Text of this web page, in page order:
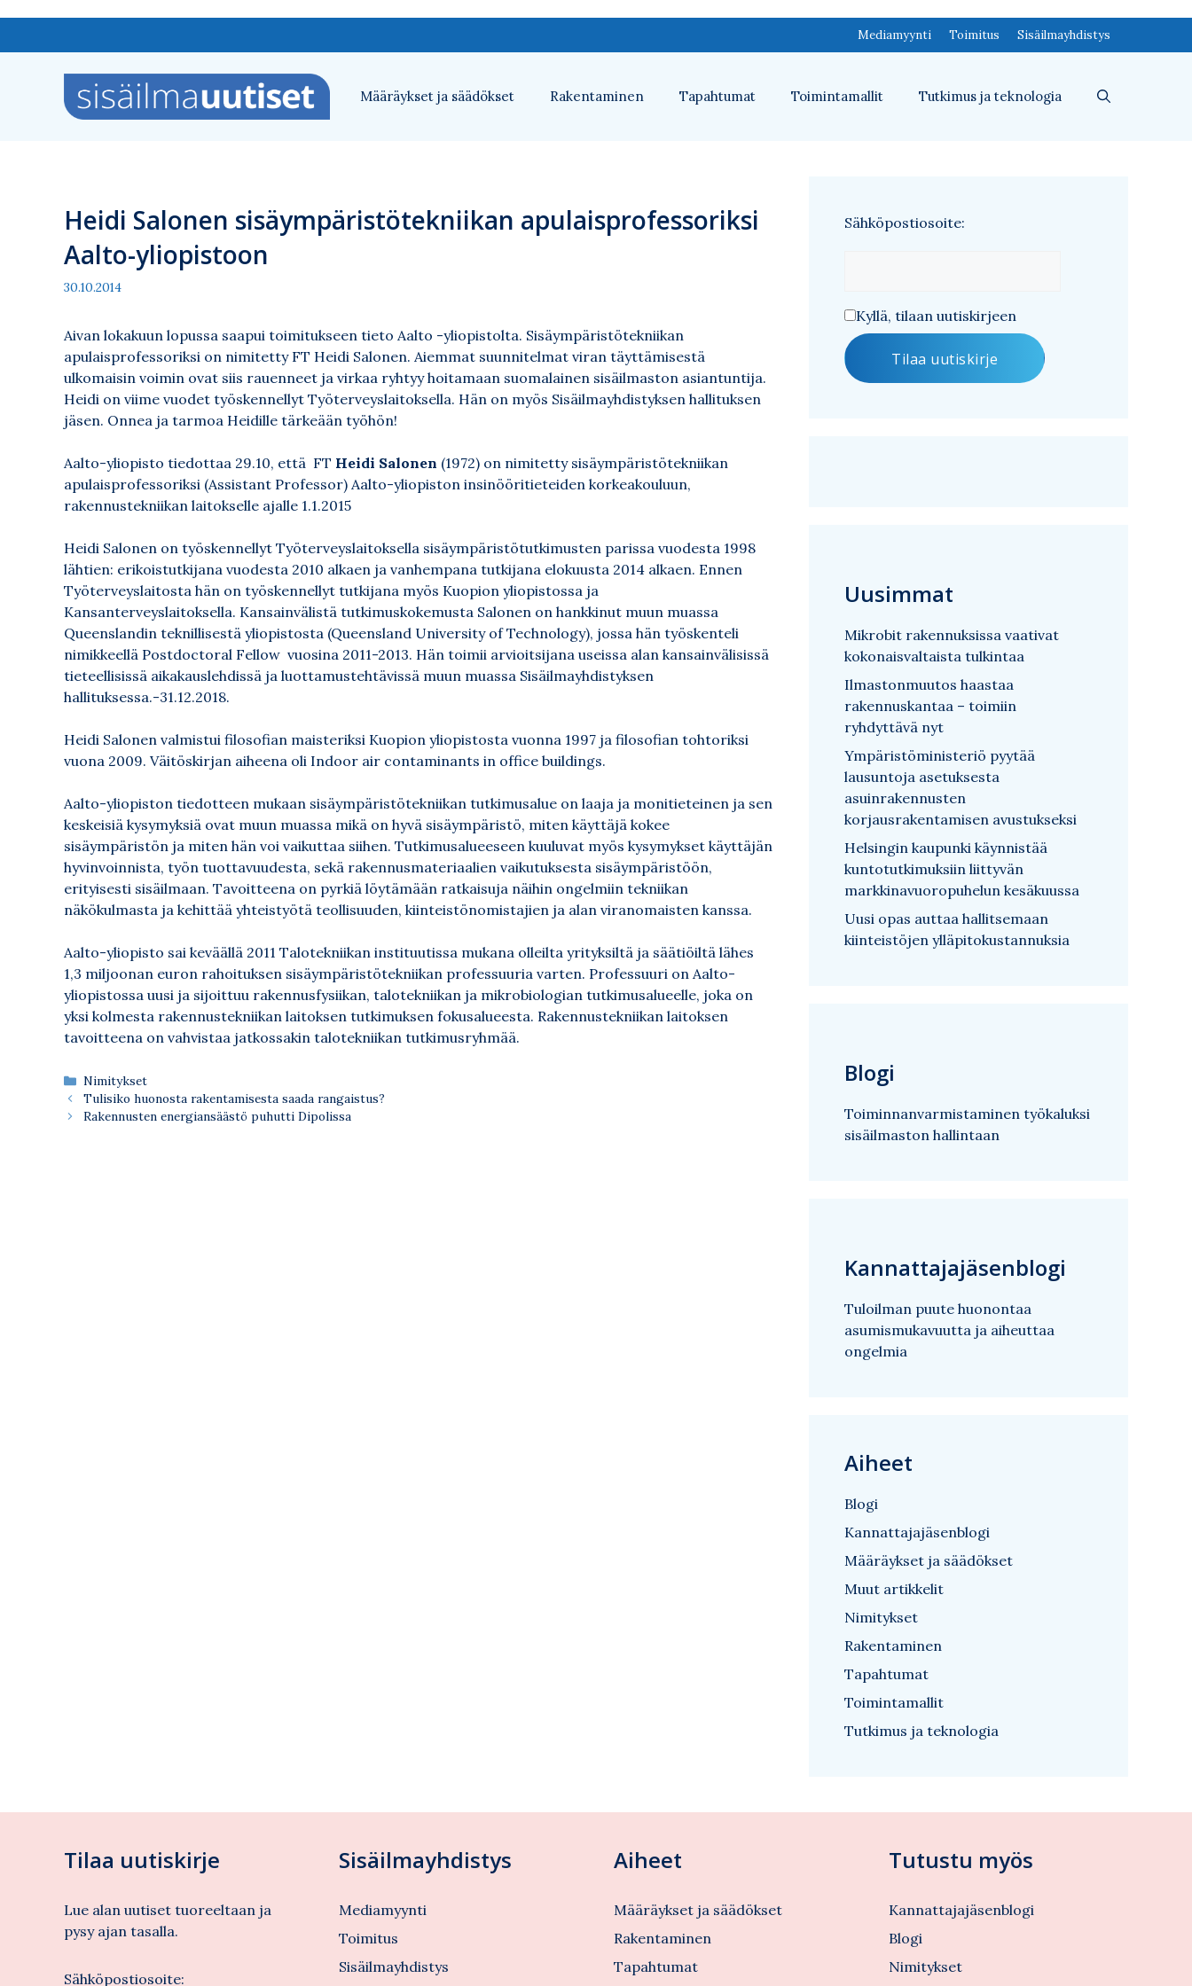
sisältöön
Mediamyynti Toimitus Sisäilmayhdistys
Määräykset ja säädökset Rakentaminen Tapahtumat Toimintamallit Tutkimus ja teknologia
Heidi Salonen sisäympäristötekniikan apulaisprofessoriksi
Aalto-yliopistoon
30.10.2014
Aivan lokakuun lopussa saapui toimitukseen tieto Aalto -yliopistolta. Sisäympäristötekniikan
apulaisprofessoriksi on nimitetty FT Heidi Salonen. Aiemmat suunnitelmat viran täyttämisestä
ulkomaisin voimin ovat siis rauenneet ja virkaa ryhtyy hoitamaan suomalainen sisäilmaston asiantuntija.
Heidi on viime vuodet työskennellyt Työterveyslaitoksella. Hän on myös Sisäilmayhdistyksen hallituksen
jäsen. Onnea ja tarmoa Heidille tärkeään työhön!
Aalto-yliopisto tiedottaa 29.10, että FT Heidi Salonen (1972) on nimitetty sisäympäristötekniikan
apulaisprofessoriksi (Assistant Professor) Aalto-yliopiston insinööritieteiden korkeakouluun,
rakennustekniikan laitokselle ajalle 1.1.2015
Heidi Salonen on työskennellyt Työterveyslaitoksella sisäympäristötutkimusten parissa vuodesta 1998
lähtien: erikoistutkijana vuodesta 2010 alkaen ja vanhempana tutkijana elokuusta 2014 alkaen. Ennen
Työterveyslaitosta hän on työskennellyt tutkijana myös Kuopion yliopistossa ja
Kansanterveyslaitoksella. Kansainvälistä tutkimuskokemusta Salonen on hankkinut muun muassa
Queenslandin teknillisestä yliopistosta (Queensland University of Technology), jossa hän työskenteli
nimikkeellä Postdoctoral Fellow vuosina 2011-2013. Hän toimii arvioitsijana useissa alan kansainvälisissä
tieteellisissä aikakauslehdissä ja luottamustehtävissä muun muassa Sisäilmayhdistyksen
hallituksessa.-31.12.2018.
Heidi Salonen valmistui filosofian maisteriksi Kuopion yliopistosta vuonna 1997 ja filosofian tohtoriksi
vuona 2009. Väitöskirjan aiheena oli Indoor air contaminants in office buildings.
Aalto-yliopiston tiedotteen mukaan sisäympäristötekniikan tutkimusalue on laaja ja monitieteinen ja sen
keskeisiä kysymyksiä ovat muun muassa mikä on hyvä sisäympäristö, miten käyttäjä kokee
sisäympäristön ja miten hän voi vaikuttaa siihen. Tutkimusalueeseen kuuluvat myös kysymykset käyttäjän
hyvinvoinnista, työn tuottavuudesta, sekä rakennusmateriaalien vaikutuksesta sisäympäristöön,
erityisesti sisäilmaan. Tavoitteena on pyrkiä löytämään ratkaisuja näihin ongelmiin tekniikan
näkökulmasta ja kehittää yhteistyötä teollisuuden, kiinteistönomistajien ja alan viranomaisten kanssa.
Aalto-yliopisto sai keväällä 2011 Talotekniikan instituutissa mukana olleilta yrityksiltä ja säätiöiltä lähes
1,3 miljoonan euron rahoituksen sisäympäristötekniikan professuuria varten. Professuuri on Aalto-
yliopistossa uusi ja sijoittuu rakennusfysiikan, talotekniikan ja mikrobiologian tutkimusalueelle, joka on
yksi kolmesta rakennustekniikan laitoksen tutkimuksen fokusalueesta. Rakennustekniikan laitoksen
tavoitteena on vahvistaa jatkossakin talotekniikan tutkimusryhmää.
Kategoriat
Nimitykset
Tulisiko huonosta rakentamisesta saada rangaistus?
Rakennusten energiansäästö puhutti Dipolissa
Sähköpostiosoite:
Kyllä, tilaan uutiskirjeen
Uusimmat
Mikrobit rakennuksissa vaativat
kokonaisvaltaista tulkintaa
Ilmastonmuutos haastaa
rakennuskantaa – toimiin
ryhdyttävä nyt
Ympäristöministeriö pyytää
lausuntoja asetuksesta
asuinrakennusten
korjausrakentamisen avustukseksi
Helsingin kaupunki käynnistää
kuntotutkimuksiin liittyvän
markkinavuoropuhelun kesäkuussa
Uusi opas auttaa hallitsemaan
kiinteistöjen ylläpitokustannuksia
Blogi
Toiminnanvarmistaminen työkaluksi
sisäilmaston hallintaan
Kannattajajäsenblogi
Tuloilman puute huonontaa
asumismukavuutta ja aiheuttaa
ongelmia
Aiheet
Blogi
Kannattajajäsenblogi
Määräykset ja säädökset
Muut artikkelit
Nimitykset
Rakentaminen
Tapahtumat
Toimintamallit
Tutkimus ja teknologia
Tilaa uutiskirje
Lue alan uutiset tuoreeltaan ja
pysy ajan tasalla.
Sähköpostiosoite:
Sisäilmayhdistys
Mediamyynti
Toimitus
Sisäilmayhdistys
Aiheet
Määräykset ja säädökset
Rakentaminen
Tapahtumat
Tutustu myös
Kannattajajäsenblogi
Blogi
Nimitykset